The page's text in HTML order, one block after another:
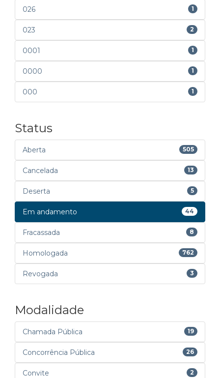
026 1
023 2
0001 1
0000 1
000 1
Status
Aberta 505
Cancelada 13
Deserta 5
Em andamento 44
Fracassada 8
Homologada 762
Revogada 3
Modalidade
Chamada Pública 19
Concorrência Pública 26
Convite 2